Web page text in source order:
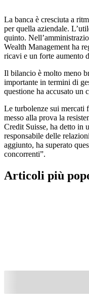
La banca è cresciuta a
per quella aziendale.
quinto.
Wealth Management ha
ricavi e un forte aumento
Il bilancio è molto meno
importante in termini di
questione ha accusato un
Le turbolenze sui mercati
messo alla prova la
Credit Suisse, ha detto in
responsabile delle
aggiunto, ha superato
concorrenti”.
Articoli più